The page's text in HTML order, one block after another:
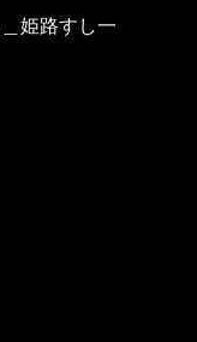
姫路すし一